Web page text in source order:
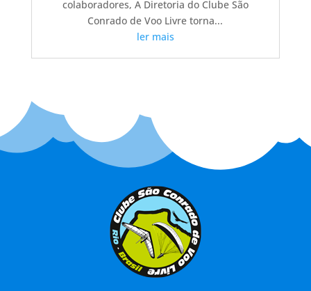
colaboradores, A Diretoria do Clube São
Conrado de Voo Livre torna...
ler mais